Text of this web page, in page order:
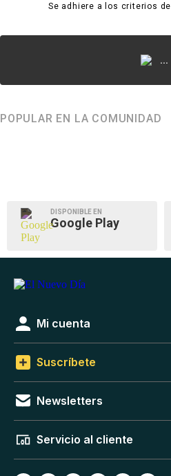
Se adhiere a los criterios de
...
POPULAR EN LA COMUNIDAD
DISPONIBLE EN
Google Play
Mi cuenta
Suscríbete
Newsletters
Servicio al cliente